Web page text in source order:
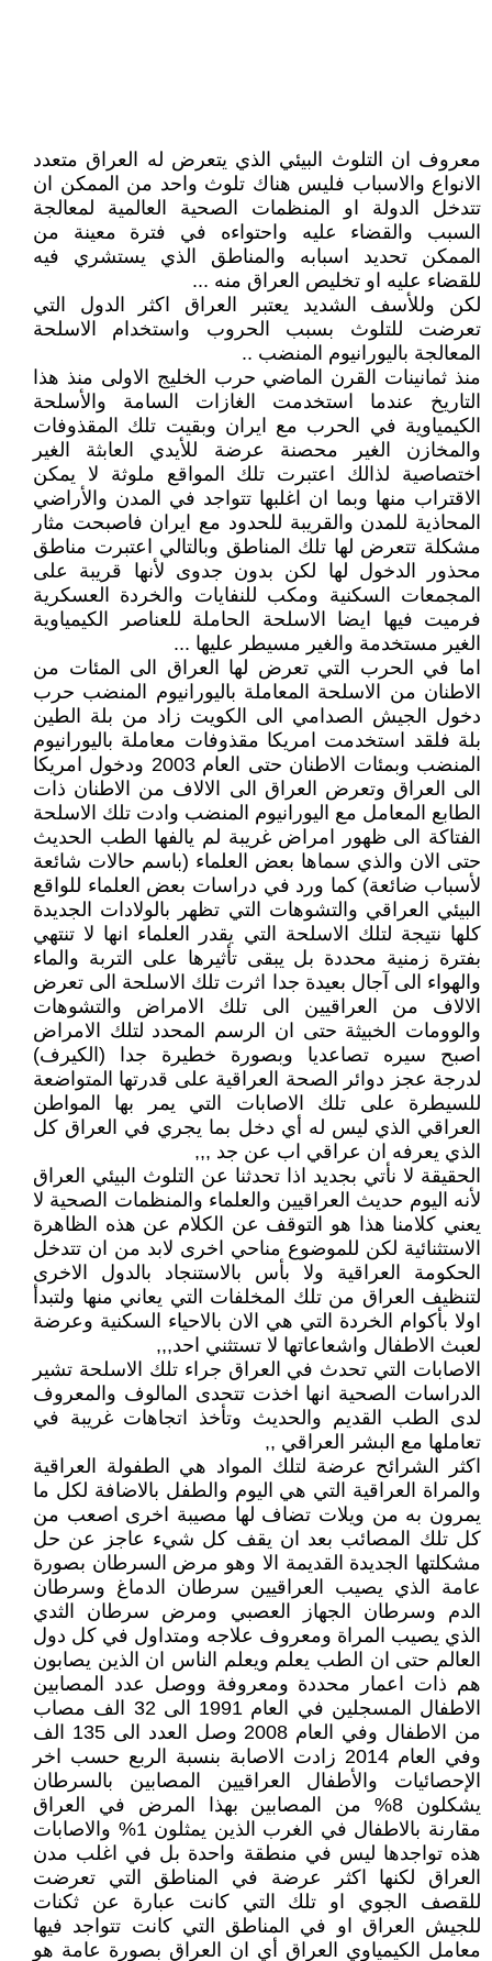
معروف ان التلوث البيئي الذي يتعرض له العراق متعدد
الانواع والاسباب فليس هناك تلوث واحد من الممكن ان
تتدخل الدولة او المنظمات الصحية العالمية لمعالجة
السبب والقضاء عليه واحتواءه في فترة معينة من
الممكن تحديد اسبابه والمناطق الذي يستشري فيه
للقضاء عليه او تخليص العراق منه ...
لكن وللأسف الشديد يعتبر العراق اكثر الدول التي
تعرضت للتلوث بسبب الحروب واستخدام الاسلحة
المعالجة باليورانيوم المنضب ..
منذ ثمانينات القرن الماضي حرب الخليج الاولى منذ هذا
التاريخ عندما استخدمت الغازات السامة والأسلحة
الكيمياوية في الحرب مع ايران وبقيت تلك المقذوفات
والمخازن الغير محصنة عرضة للأيدي العابثة الغير
اختصاصية لذالك اعتبرت تلك المواقع ملوثة لا يمكن
الاقتراب منها وبما ان اغلبها تتواجد في المدن والأراضي
المحاذية للمدن والقريبة للحدود مع ايران فاصبحت مثار
مشكلة تتعرض لها تلك المناطق وبالتالي اعتبرت مناطق
محذور الدخول لها لكن بدون جدوى لأنها قريبة على
المجمعات السكنية ومكب للنفايات والخردة العسكرية
فرميت فيها ايضا الاسلحة الحاملة للعناصر الكيمياوية
الغير مستخدمة والغير مسيطر عليها ...
اما في الحرب التي تعرض لها العراق الى المئات من
الاطنان من الاسلحة المعاملة باليورانيوم المنضب حرب
دخول الجيش الصدامي الى الكويت زاد من بلة الطين
بلة فلقد استخدمت امريكا مقذوفات معاملة باليورانيوم
المنضب وبمئات الاطنان حتى العام 2003 ودخول امريكا
الى العراق وتعرض العراق الى الالاف من الاطنان ذات
الطابع المعامل مع اليورانيوم المنضب وادت تلك الاسلحة
الفتاكة الى ظهور امراض غريبة لم يالفها الطب الحديث
حتى الان والذي سماها بعض العلماء (باسم حالات شائعة
لأسباب ضائعة) كما ورد في دراسات بعض العلماء للواقع
البيئي العراقي والتشوهات التي تظهر بالولادات الجديدة
كلها نتيجة لتلك الاسلحة التي يقدر العلماء انها لا تنتهي
بفترة زمنية محددة بل يبقى تأثيرها على التربة والماء
والهواء الى آجال بعيدة جدا اثرت تلك الاسلحة الى تعرض
الالاف من العراقيين الى تلك الامراض والتشوهات
والوومات الخبيثة حتى ان الرسم المحدد لتلك الامراض
اصبح سيره تصاعديا وبصورة خطيرة جدا (الكيرف)
لدرجة عجز دوائر الصحة العراقية على قدرتها المتواضعة
للسيطرة على تلك الاصابات التي يمر بها المواطن
العراقي الذي ليس له أي دخل بما يجري في العراق كل
الذي يعرفه ان عراقي اب عن جد ,,,
الحقيقة لا نأتي بجديد اذا تحدثنا عن التلوث البيئي العراق
لأنه اليوم حديث العراقيين والعلماء والمنظمات الصحية لا
يعني كلامنا هذا هو التوقف عن الكلام عن هذه الظاهرة
الاستثنائية لكن للموضوع مناحي اخرى لابد من ان تتدخل
الحكومة العراقية ولا بأس بالاستنجاد بالدول الاخرى
لتنظيف العراق من تلك المخلفات التي يعاني منها ولتبدأ
اولا بأكوام الخردة التي هي الان بالاحياء السكنية وعرضة
لعبث الاطفال واشعاعاتها لا تستثني احد,,,
الاصابات التي تحدث في العراق جراء تلك الاسلحة تشير
الدراسات الصحية انها اخذت تتحدى المالوف والمعروف
لدى الطب القديم والحديث وتأخذ اتجاهات غريبة في
تعاملها مع البشر العراقي ,,
اكثر الشرائح عرضة لتلك المواد هي الطفولة العراقية
والمراة العراقية التي هي اليوم والطفل بالاضافة لكل ما
يمرون به من ويلات تضاف لها مصيبة اخرى اصعب من
كل تلك المصائب بعد ان يقف كل شيء عاجز عن حل
مشكلتها الجديدة القديمة الا وهو مرض السرطان بصورة
عامة الذي يصيب العراقيين سرطان الدماغ وسرطان
الدم وسرطان الجهاز العصبي ومرض سرطان الثدي
الذي يصيب المراة ومعروف علاجه ومتداول في كل دول
العالم حتى ان الطب يعلم ويعلم الناس ان الذين يصابون
هم ذات اعمار محددة ومعروفة ووصل عدد المصابين
الاطفال المسجلين في العام 1991 الى 32 الف مصاب
من الاطفال وفي العام 2008 وصل العدد الى 135 الف
وفي العام 2014 زادت الاصابة بنسبة الربع حسب اخر
الإحصائيات والأطفال العراقيين المصابين بالسرطان
يشكلون 8% من المصابين بهذا المرض في العراق
مقارنة بالاطفال في الغرب الذين يمثلون 1% والاصابات
هذه تواجدها ليس في منطقة واحدة بل في اغلب مدن
العراق لكنها اكثر عرضة في المناطق التي تعرضت
للقصف الجوي او تلك التي كانت عبارة عن ثكنات
للجيش العراق او في المناطق التي كانت تتواجد فيها
معامل الكيمياوي العراق أي ان العراق بصورة عامة هو